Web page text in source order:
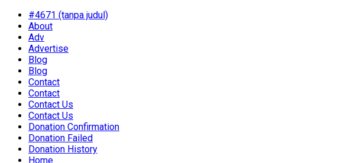
#4671 (tanpa judul)
About
Adv
Advertise
Blog
Blog
Contact
Contact
Contact Us
Contact Us
Donation Confirmation
Donation Failed
Donation History
Home